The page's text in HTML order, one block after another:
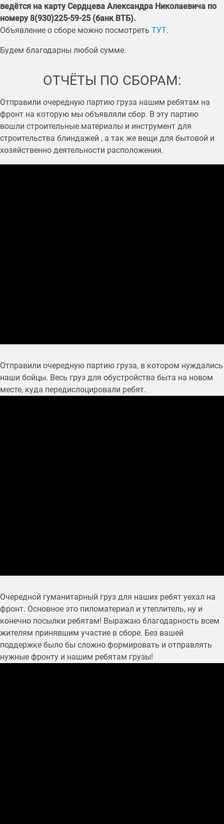
ведётся на карту Сердцева Александра Николаевича по
номеру 8(930)225-59-25 (банк ВТБ).
Объявление о сборе можно посмотреть ТУТ.
Будем благодарны любой сумме.
ОТЧЁТЫ ПО СБОРАМ:
Отправили очередную партию груза нашим ребятам на
фронт на которую мы объявляли сбор. В эту партию
вошли строительные материалы и инструмент для
строительства блиндажей , а так же вещи для бытовой и
хозяйственно деятельности расположения.
Отправили очередную партию груза, в котором нуждались
наши бойцы. Весь груз для обустройства быта на новом
месте, куда передислоцировали ребят.
Очередной гуманитарный груз для наших ребят уехал на
фронт. Основное это пиломатериал и утеплитель, ну и
конечно посылки ребятам! Выражаю благодарность всем
жителям принявшим участие в сборе. Без вашей
поддержке было бы сложно формировать и отправлять
нужные фронту и нашим ребятам грузы!